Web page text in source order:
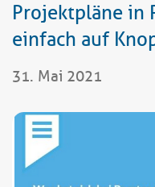
Projektpläne in
einfach auf
31. Mai 2021